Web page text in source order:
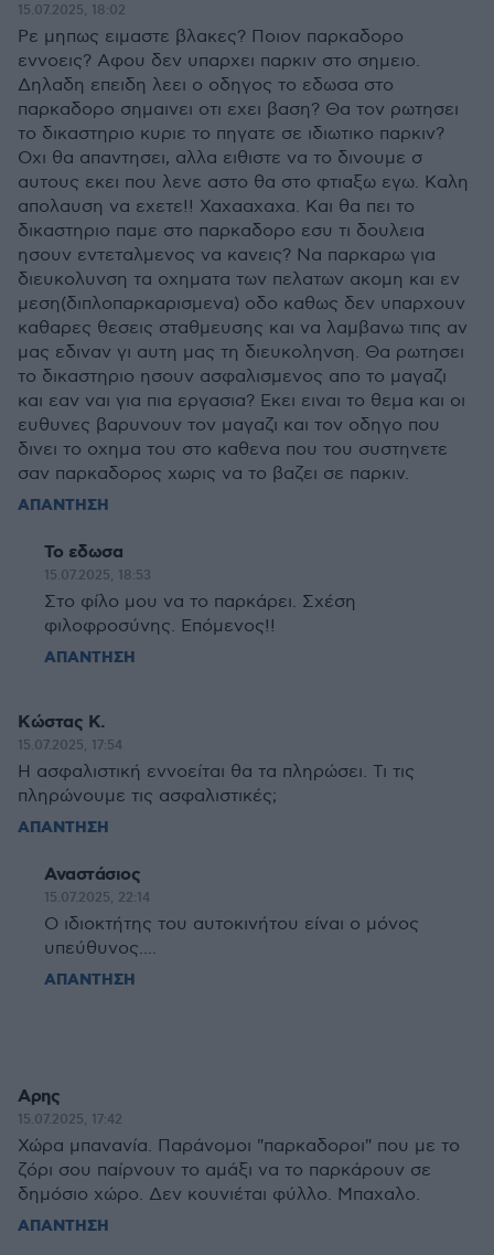
15.07.2025, 18:02
Ρε μηπως ειμαστε βλακες? Ποιον παρκαδορο
εννοεις? Αφου δεν υπαρχει παρκιν στο σημειο.
Δηλαδη επειδη λεει ο οδηγος το εδωσα στο
παρκαδορο σημαινει οτι εχει βαση? Θα τον ρωτησει
το δικαστηριο κυριε το πηγατε σε ιδιωτικο παρκιν?
Οχι θα απαντησει, αλλα ειθιστε να το δινουμε σ
αυτους εκει που λενε αστο θα στο φτιαξω εγω. Καλη
απολαυση να εχετε!! Χαχααχαχα. Και θα πει το
δικαστηριο παμε στο παρκαδορο εσυ τι δουλεια
ησουν εντεταλμενος να κανεις? Να παρκαρω για
διευκολυνση τα οχηματα των πελατων ακομη και εν
μεση(διπλοπαρκαρισμενα) οδο καθως δεν υπαρχουν
καθαρες θεσεις σταθμευσης και να λαμβανω τιπς αν
μας εδιναν γι αυτη μας τη διευκοληνση. Θα ρωτησει
το δικαστηριο ησουν ασφαλισμενος απο το μαγαζι
και εαν ναι για πια εργασια? Εκει ειναι το θεμα και οι
ευθυνες βαρυνουν τον μαγαζι και τον οδηγο που
δινει το οχημα του στο καθενα που του συστηνετε
σαν παρκαδορος χωρις να το βαζει σε παρκιν.
ΑΠΑΝΤΗΣΗ
Το εδωσα
15.07.2025, 18:53
Στο φίλο μου να το παρκάρει. Σχέση
φιλοφροσύνης. Επόμενος!!
ΑΠΑΝΤΗΣΗ
Κώστας Κ.
15.07.2025, 17:54
H ασφαλιστική εννοείται θα τα πληρώσει. Τι τις
πληρώνουμε τις ασφαλιστικές;
ΑΠΑΝΤΗΣΗ
Αναστάσιος
15.07.2025, 22:14
Ο ιδιοκτήτης του αυτοκινήτου είναι ο μόνος
υπεύθυνος....
ΑΠΑΝΤΗΣΗ
Αρης
15.07.2025, 17:42
Χώρα μπανανία. Παράνομοι "παρκαδοροι" που με το
ζόρι σου παίρνουν το αμάξι να το παρκάρουν σε
δημόσιο χώρο. Δεν κουνιέται φύλλο. Μπαχαλο.
ΑΠΑΝΤΗΣΗ